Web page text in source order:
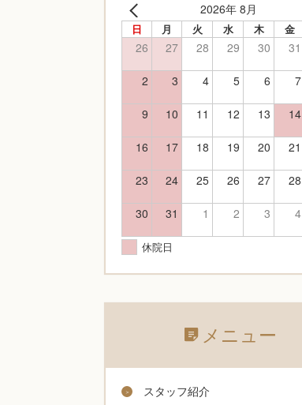
2026年 8月
日 月 火 水 木 金
26 27 28 29 30 31
2 3 4 5 6 7
9 10 11 12 13 14
16 17 18 19 20 21
23 24 25 26 27 28
30 31 1 2 3 4
休院日
メニュー
スタッフ紹介